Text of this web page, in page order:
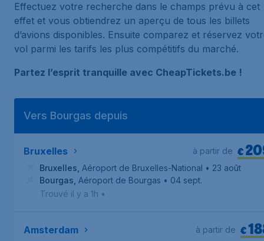
Effectuez votre recherche dans le champs prévu à cet
effet et vous obtiendrez un aperçu de tous les billets
d’avions disponibles. Ensuite comparez et réservez
vol parmi les tarifs les plus compétitifs du marché.
Partez l’esprit tranquille avec CheapTickets.be !
Vers Bourgas depuis
Bruxelles €
à partir de
Bruxelles Aéroport de Bruxelles-National • 23 août
Bourgas Aéroport de Bourgas • 04 sept.
Trouvé il y a 1h •
Amsterdam €
à partir de